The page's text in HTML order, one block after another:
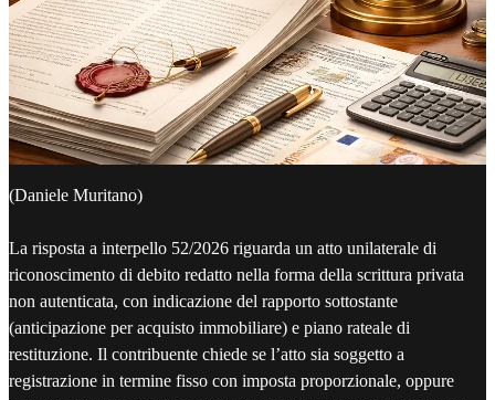
(Daniele Muritano)
La risposta a interpello 52/2026 riguarda un atto unilaterale di
riconoscimento di debito redatto nella forma della scrittura privata
non autenticata, con indicazione del rapporto sottostante
(anticipazione per acquisto immobiliare) e piano rateale di
restituzione. Il contribuente chiede se l’atto sia soggetto a
registrazione in termine fisso con imposta proporzionale, oppure